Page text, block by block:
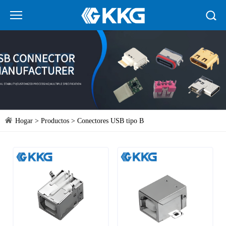
Hogar > Productos > Conectores USB tipo B